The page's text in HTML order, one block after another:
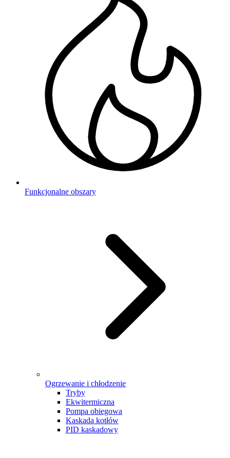
Funkcjonalne obszary
Ogrzewanie i chłodzenie
Tryby
Ekwitermiczna
Pompa obiegowa
Kaskada kotłów
PID kaskadowy